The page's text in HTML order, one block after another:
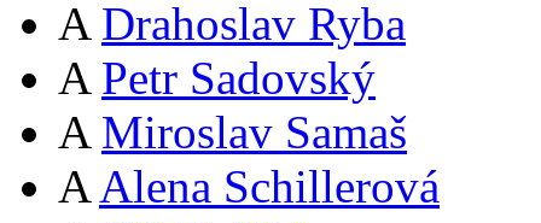
A Drahoslav Ryba
A Petr Sadovský
A Miroslav Samaš
A Alena Schillerová